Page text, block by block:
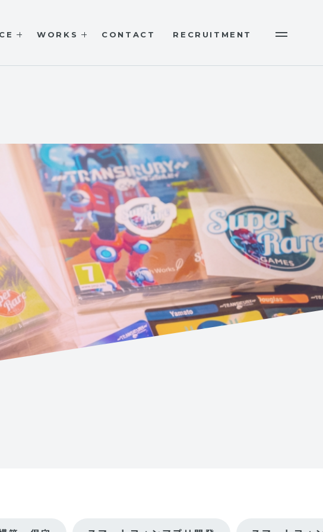
WORKS CONTACT RECRUITMENT